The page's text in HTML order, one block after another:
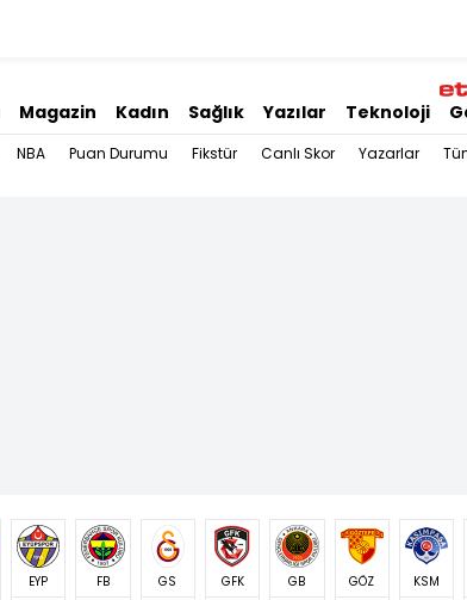
Magazin Kadın Sağlık Yazılar Teknoloji
NBA Puan Durumu Fikstür Canlı Skor Yazarlar
EYP FB GS GFK GB GÖZ KSM